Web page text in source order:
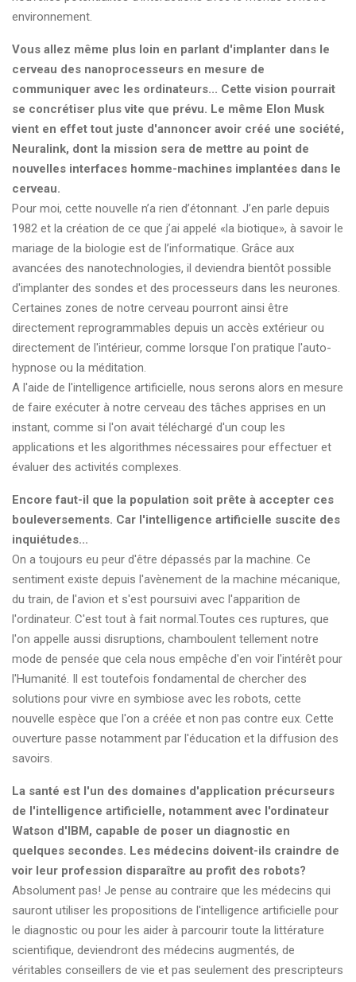
environnement.
Vous allez même plus loin en parlant d'implanter dans le
cerveau des nanoprocesseurs en mesure de
communiquer avec les ordinateurs... Cette vision pourrait
se concrétiser plus vite que prévu. Le même Elon Musk
vient en effet tout juste d'annoncer avoir créé une société,
Neuralink, dont la mission sera de mettre au point de
nouvelles interfaces homme-machines implantées dans le
cerveau.
Pour moi, cette nouvelle n’a rien d’étonnant. J’en parle depuis
1982 et la création de ce que j’ai appelé «la biotique», à savoir le
mariage de la biologie est de l’informatique. Grâce aux
avancées des nanotechnologies, il deviendra bientôt possible
d'implanter des sondes et des processeurs dans les neurones.
Certaines zones de notre cerveau pourront ainsi être
directement reprogrammables depuis un accès extérieur ou
directement de l'intérieur, comme lorsque l'on pratique l'auto-
hypnose ou la méditation.
A l'aide de l'intelligence artificielle, nous serons alors en mesure
de faire exécuter à notre cerveau des tâches apprises en un
instant, comme si l'on avait téléchargé d'un coup les
applications et les algorithmes nécessaires pour effectuer et
évaluer des activités complexes.
Encore faut-il que la population soit prête à accepter ces
bouleversements. Car l'intelligence artificielle suscite des
inquiétudes...
On a toujours eu peur d'être dépassés par la machine. Ce
sentiment existe depuis l'avènement de la machine mécanique,
du train, de l'avion et s'est poursuivi avec l'apparition de
l'ordinateur. C'est tout à fait normal.Toutes ces ruptures, que
l'on appelle aussi disruptions, chamboulent tellement notre
mode de pensée que cela nous empêche d'en voir l'intérêt pour
l'Humanité. Il est toutefois fondamental de chercher des
solutions pour vivre en symbiose avec les robots, cette
nouvelle espèce que l'on a créée et non pas contre eux. Cette
ouverture passe notamment par l'éducation et la diffusion des
savoirs.
La santé est l'un des domaines d'application précurseurs
de l'intelligence artificielle, notamment avec l'ordinateur
Watson d'IBM, capable de poser un diagnostic en
quelques secondes. Les médecins doivent-ils craindre de
voir leur profession disparaître au profit des robots?
Absolument pas! Je pense au contraire que les médecins qui
sauront utiliser les propositions de l'intelligence artificielle pour
le diagnostic ou pour les aider à parcourir toute la littérature
scientifique, deviendront des médecins augmentés, de
véritables conseillers de vie et pas seulement des prescripteurs